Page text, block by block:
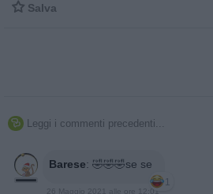
 Salva
 Leggi i commenti precedenti...
Barese: 🤣🤣🤣se se
1
26 Maggio 2021 alle ore 12:01